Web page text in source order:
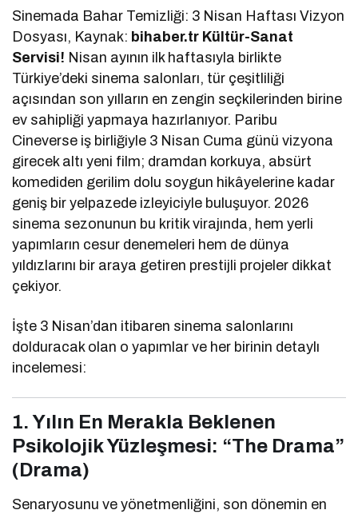
Sinemada Bahar Temizliği: 3 Nisan Haftası Vizyon
Dosyası, Kaynak: bihaber.tr Kültür-Sanat
Servisi! Nisan ayının ilk haftasıyla birlikte
Türkiye’deki sinema salonları, tür çeşitliliği
açısından son yılların en zengin seçkilerinden birine
ev sahipliği yapmaya hazırlanıyor. Paribu
Cineverse iş birliğiyle 3 Nisan Cuma günü vizyona
girecek altı yeni film; dramdan korkuya, absürt
komediden gerilim dolu soygun hikâyelerine kadar
geniş bir yelpazede izleyiciyle buluşuyor. 2026
sinema sezonunun bu kritik virajında, hem yerli
yapımların cesur denemeleri hem de dünya
yıldızlarını bir araya getiren prestijli projeler dikkat
çekiyor.
İşte 3 Nisan’dan itibaren sinema salonlarını
dolduracak olan o yapımlar ve her birinin detaylı
incelemesi:
1. Yılın En Merakla Beklenen
Psikolojik Yüzleşmesi: “The Drama”
(Drama)
Senaryosunu ve yönetmenliğini, son dönemin en